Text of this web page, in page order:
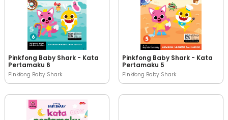
Pinkfong Baby Shark - Kata
Pertamaku 6
Pinkfong Baby Shark
Pinkfong Baby Shark - Kata
Pertamaku 5
Pinkfong Baby Shark